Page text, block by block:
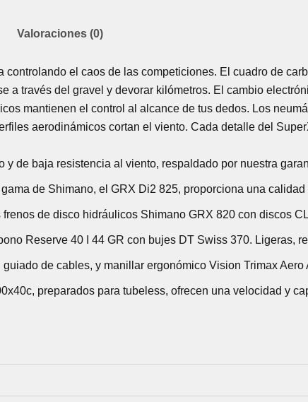
Valoraciones (0)
controlando el caos de las competiciones. El cuadro de
a través del gravel y devorar kilómetros. El cambio
mantienen el control al alcance de tus dedos. Los
aerodinámicos cortan el viento. Cada detalle del
y de baja resistencia al viento, respaldado por nuestra
de Shimano, el GRX Di2 825, proporciona una
de disco hidráulicos Shimano GRX 820 con discos
Reserve 40 I 44 GR con bujes DT Swiss 370. Ligeras,
de cables, y manillar ergonómico Vision Trimax Aero
preparados para tubeless, ofrecen una velocidad y